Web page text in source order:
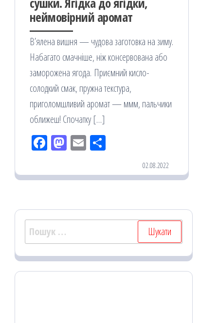
неймовірний аромат
В’ялена вишня — чудова заготовка на зиму.
Набагато смачніше, ніж консервована або
заморожена ягода. Приємний кисло-
солодкий смак, пружна текстура,
приголомшливий аромат — ммм, пальчики
оближеш! Спочатку […]
Fac
oo
M
od
Em
ит
я
02.08.2022
Пошук: